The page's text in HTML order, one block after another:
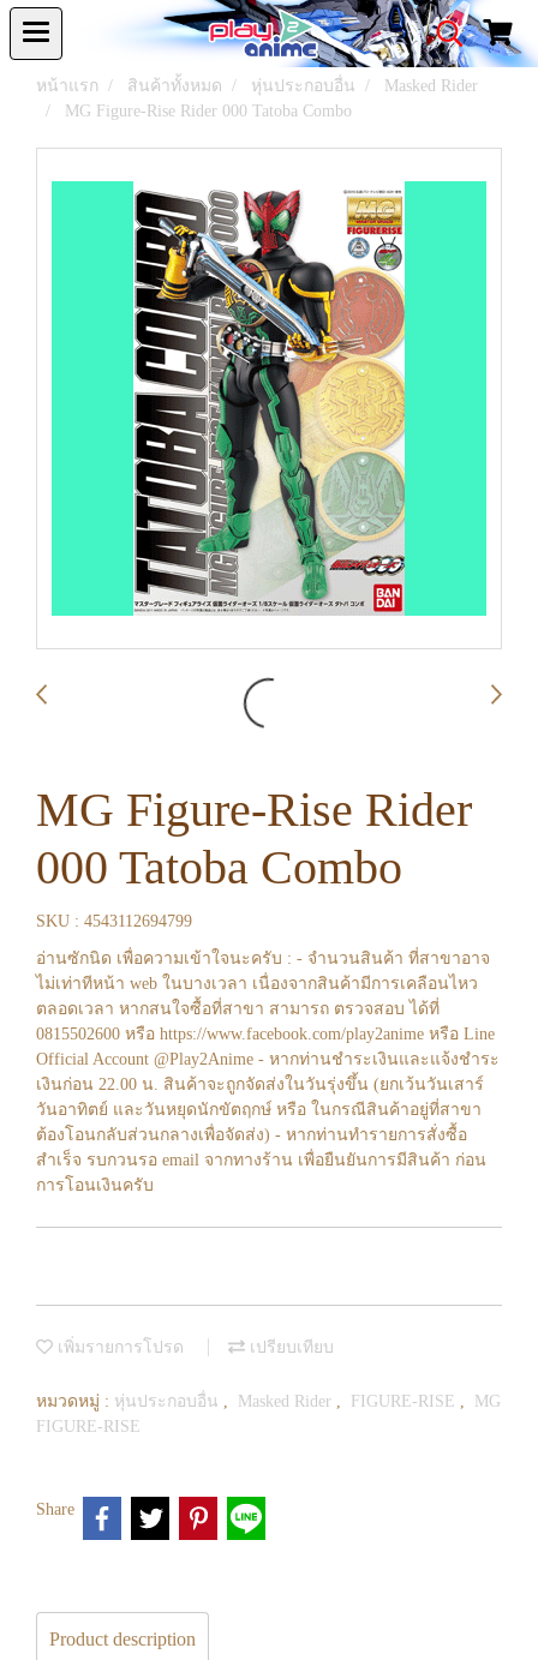
หน้าแรก สินค้าทั้งหมด หุ่นประกอบอื่น
Masked Rider
MG Figure-Rise Rider 000 Tatoba Combo
MG Figure-Rise Rider
000 Tatoba Combo
SKU : 4543112694799
อ่านซักนิด เพื่อความเข้าใจนะครับ : - จำนวนสินค้า ที่สาขาอาจ
ไม่เท่าทีหน้า web ในบางเวลา เนื่องจากสินค้ามีการเคลือนไหว
ตลอดเวลา หากสนใจซื้อที่สาขา สามารถ ตรวจสอบ ได้ที่
0815502600 หรือ https://www.facebook.com/play2anime หรือ Line
Official Account @Play2Anime - หากท่านชำระเงินและแจ้งชำระ
เงินก่อน 22.00 น. สินค้าจะถูกจัดส่งในวันรุ่งขึ้น (ยกเว้นวันเสาร์
วันอาทิตย์ และวันหยุดนักขัตฤกษ์ หรือ ในกรณีสินค้าอยู่ที่สาขา
ต้องโอนกลับส่วนกลางเพื่อจัดส่ง) - หากท่านทำรายการสั่งซื้อ
สำเร็จ รบกวนรอ email จากทางร้าน เพื่อยืนยันการมีสินค้า ก่อน
การโอนเงินครับ
เพิ่มรายการโปรด เปรียบเทียบ
หมวดหมู่ : หุ่นประกอบอื่น , Masked Rider , FIGURE-RISE ,
MG
FIGURE-RISE
Share
Product description